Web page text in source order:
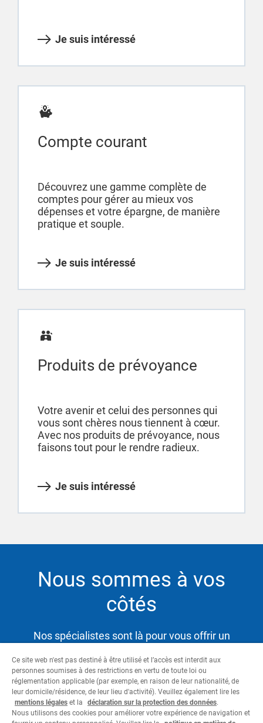
Je suis intéressé
Compte courant
Découvrez une gamme complète de
comptes pour gérer au mieux vos
dépenses et votre épargne, de manière
pratique et souple.
Je suis intéressé
Produits de prévoyance
Votre avenir et celui des personnes qui
vous sont chères nous tiennent à cœur.
Avec nos produits de prévoyance, nous
faisons tout pour le rendre radieux.
Je suis intéressé
Nous sommes à vos
côtés
Nos spécialistes sont là pour vous offrir un
besoins tout en vous aidant à atteindre vos
objectifs.
Contactez-nous
Ce site web n'est pas destiné à être utilisé et l’accès est interdit aux
personnes soumises à des restrictions en vertu de toute loi ou
réglementation applicable (par exemple, en raison de leur nationalité, de
leur domicile/résidence, de leur lieu d'activité). Veuillez également lire les
mentions légales et la déclaration sur la protection des données.
Nous utilisons des cookies pour améliorer votre expérience de navigation et